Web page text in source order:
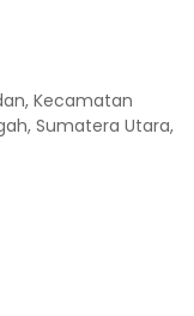
Kecamatan
Sumatera Utara,